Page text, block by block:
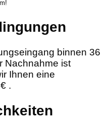
binnen 36
Nachnahme ist
Ihnen eine
.